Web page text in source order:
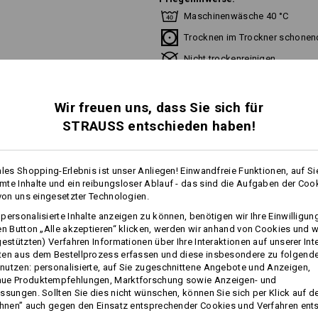
Maschinenwäsche 40 °C
Trocknen im Trockner
Nicht trockenreinigen
Personalisierung:
Selbst gestalten
HEMD - 3
JEDEN DIE RICHTIGE
Wir freuen uns, dass Sie sich für
STRAUSS entschieden haben!
Shopping-Erlebnis ist unser Anliegen! Einwandfreie Funktionen, auf
Inhalte und ein reibungsloser Ablauf - das sind die Aufgaben der
uns eingesetzter Technologien.
personalisierte Inhalte anzeigen zu können, benötigen wir Ihre
Button „Alle akzeptieren“ klicken, werden wir anhand von Cookies und
Verfahren Informationen über Ihre Interaktionen auf unserer
aus dem Bestellprozess erfassen und diese insbesondere zu
personalisierte, auf Sie zugeschnittene Angebote und Anzeigen,
Produktempfehlungen, Marktforschung sowie Anzeigen- und
Sollten Sie dies nicht wünschen, können Sie sich per Klick auf
auch gegen den Einsatz entsprechender Cookies und Verfahren